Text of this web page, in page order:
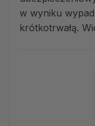
w wyniku
krótkotrwałą.